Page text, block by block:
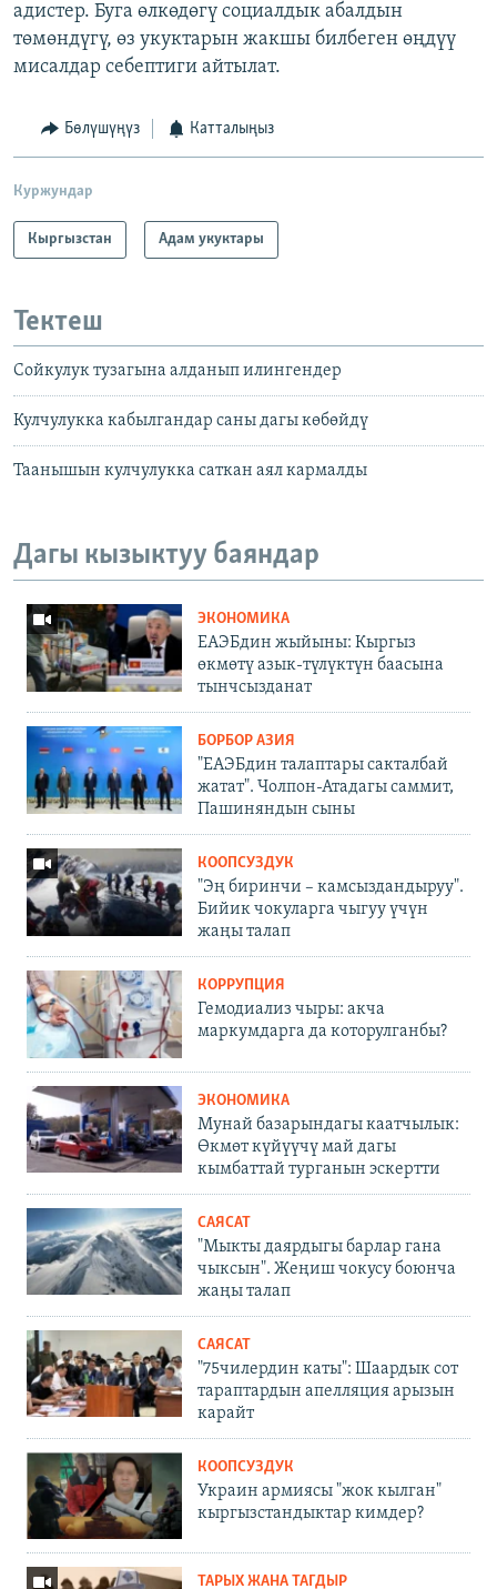
адистер. Буга өлкөдөгү социалдык абалдын
төмөндүгү, өз укуктарын жакшы билбеген өңдүү
мисалдар себептиги айтылат.
Бөлүшүңүз Катталыңыз
Куржундар
Кыргызстан Адам укуктары
Тектеш
Сойкулук тузагына алданып илингендер
Кулчулукка кабылгандар саны дагы көбөйдү
Таанышын кулчулукка саткан аял кармалды
Дагы кызыктуу баяндар
ЭКОНОМИКА
ЕАЭБдин жыйыны: Кыргыз
өкмөтү азык-түлүктүн баасына
тынчсызданат
БОРБОР АЗИЯ
"ЕАЭБдин талаптары сакталбай
жатат". Чолпон-Атадагы саммит,
Пашиняндын сыны
КООПСУЗДУК
"Эң биринчи – камсыздандыруу".
Бийик чокуларга чыгуу үчүн
жаңы талап
КОРРУПЦИЯ
Гемодиализ чыры: акча
маркумдарга да которулганбы?
ЭКОНОМИКА
Мунай базарындагы каатчылык:
Өкмөт күйүүчү май дагы
кымбаттай турганын эскертти
САЯСАТ
"Мыкты даярдыгы барлар гана
чыксын". Жеңиш чокусу боюнча
жаңы талап
САЯСАТ
"75чилердин каты": Шаардык сот
тараптардын апелляция арызын
карайт
КООПСУЗДУК
Украин армиясы "жок кылган"
кыргызстандыктар кимдер?
ТАРЫХ ЖАНА ТАГДЫР